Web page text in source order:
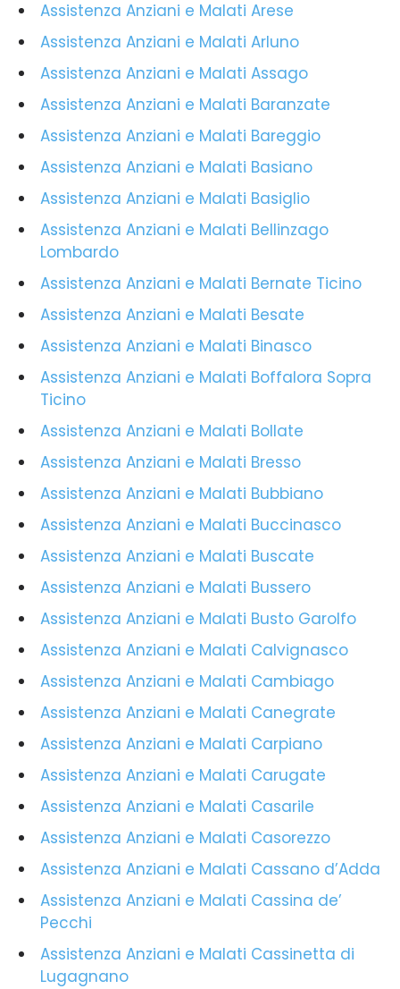
Assistenza Anziani e Malati Arese
Assistenza Anziani e Malati Arluno
Assistenza Anziani e Malati Assago
Assistenza Anziani e Malati Baranzate
Assistenza Anziani e Malati Bareggio
Assistenza Anziani e Malati Basiano
Assistenza Anziani e Malati Basiglio
Assistenza Anziani e Malati Bellinzago
Lombardo
Assistenza Anziani e Malati Bernate Ticino
Assistenza Anziani e Malati Besate
Assistenza Anziani e Malati Binasco
Assistenza Anziani e Malati Boffalora Sopra
Ticino
Assistenza Anziani e Malati Bollate
Assistenza Anziani e Malati Bresso
Assistenza Anziani e Malati Bubbiano
Assistenza Anziani e Malati Buccinasco
Assistenza Anziani e Malati Buscate
Assistenza Anziani e Malati Bussero
Assistenza Anziani e Malati Busto Garolfo
Assistenza Anziani e Malati Calvignasco
Assistenza Anziani e Malati Cambiago
Assistenza Anziani e Malati Canegrate
Assistenza Anziani e Malati Carpiano
Assistenza Anziani e Malati Carugate
Assistenza Anziani e Malati Casarile
Assistenza Anziani e Malati Casorezzo
Assistenza Anziani e Malati Cassano d’Adda
Assistenza Anziani e Malati Cassina de’
Pecchi
Assistenza Anziani e Malati Cassinetta di
Lugagnano